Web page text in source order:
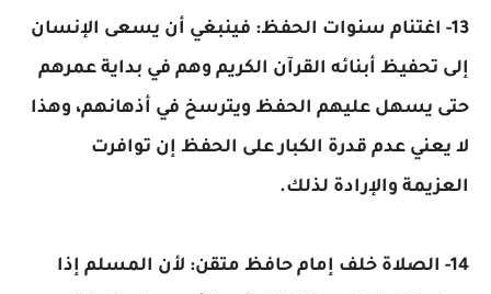
13- اغتنام سنوات الحفظ: فينبغي أن يسعى الإنسان
إلى تحفيظ أبنائه القرآن الكريم وهم في بداية عمرهم
حتى يسهل عليهم الحفظ ويترسخ في أذهانهم، وهذا
لا يعني عدم قدرة الكبار على الحفظ إن توافرت
العزيمة والإرادة لذلك.
14- الصلاة خلف إمام حافظ متقن: لأن المسلم إذا